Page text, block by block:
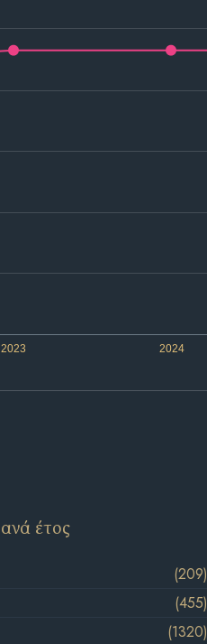
2023 2024
ανά έτος
(209)
(455)
(1320)